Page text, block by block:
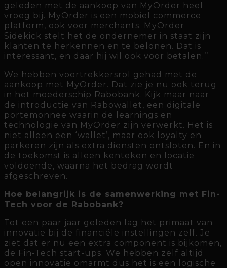
geleden met de aankoop van MyOrder heel
vroeg bij. MyOrder is een mobiel commerce
platform, ook voor merchants. MyOrder
Sidekick stelt het de ondernemer in staat zijn
klanten te herkennen en te belonen. Dat is
interessant, en daar hij wil ook voor betalen.’’
We hebben voortrekkersrol gehad met de
aankoop met MyOrder. Dat zie je nu ook terug
in het moederschip Rabobank. Kijk maar naar
de introductie van Rabowallet, een digitale
portemonnee waarin de learnings en
technologie van MyOrder zijn verwerkt. Het is
niet alleen een ‘wallet’, maar ook loyalty en
parkeren zijn als extra diensten ontsloten. En in
de toekomst is alleen kenteken en locatie
voldoende, waarna het bedrag wordt
afgeschreven.
Hoe belangrijk is de samenwerking met Fin-
Tech voor de Rabobank?
Tot een paar jaar geleden lag het primaat van
innovatie bij de financiële instellingen zelf. Je
ziet dat er nu een extra component is bijkomen,
de Fin-Tech start-ups. We hebben zelf altijd
open innovatie omarmt dus het is een logische